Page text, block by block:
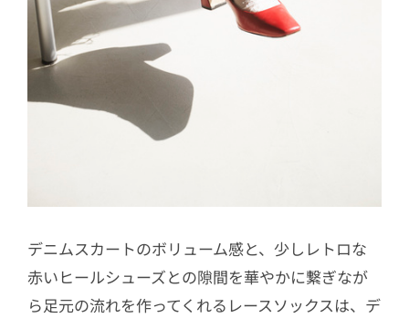
デニムスカートのボリューム感と、少しレトロな
赤いヒールシューズとの隙間を華やかに繋ぎなが
ら足元の流れを作ってくれるレースソックスは、デ